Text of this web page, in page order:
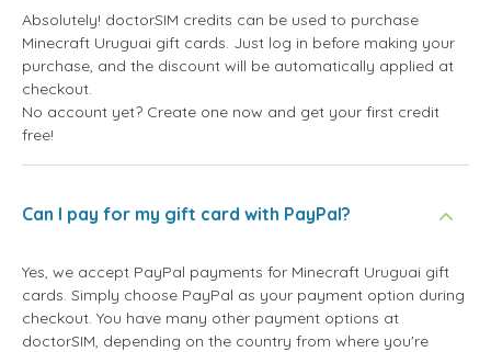
Absolutely! doctorSIM credits can be used to purchase
Minecraft Uruguai gift cards. Just log in before making your
purchase, and the discount will be automatically applied at
checkout.
No account yet? Create one now and get your first credit
free!
Can I pay for my gift card with PayPal?
Yes, we accept PayPal payments for Minecraft Uruguai gift
cards. Simply choose PayPal as your payment option during
checkout. You have many other payment options at
doctorSIM, depending on the country from where you're